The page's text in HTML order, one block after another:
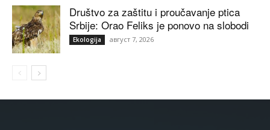
Društvo za zaštitu i proučavanje ptica
Srbije: Orao Feliks je ponovo na slobodi
Ekologija август 7, 2026